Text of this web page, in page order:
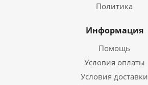
Политика
Информация
Помощь
Условия оплаты
Условия доставки